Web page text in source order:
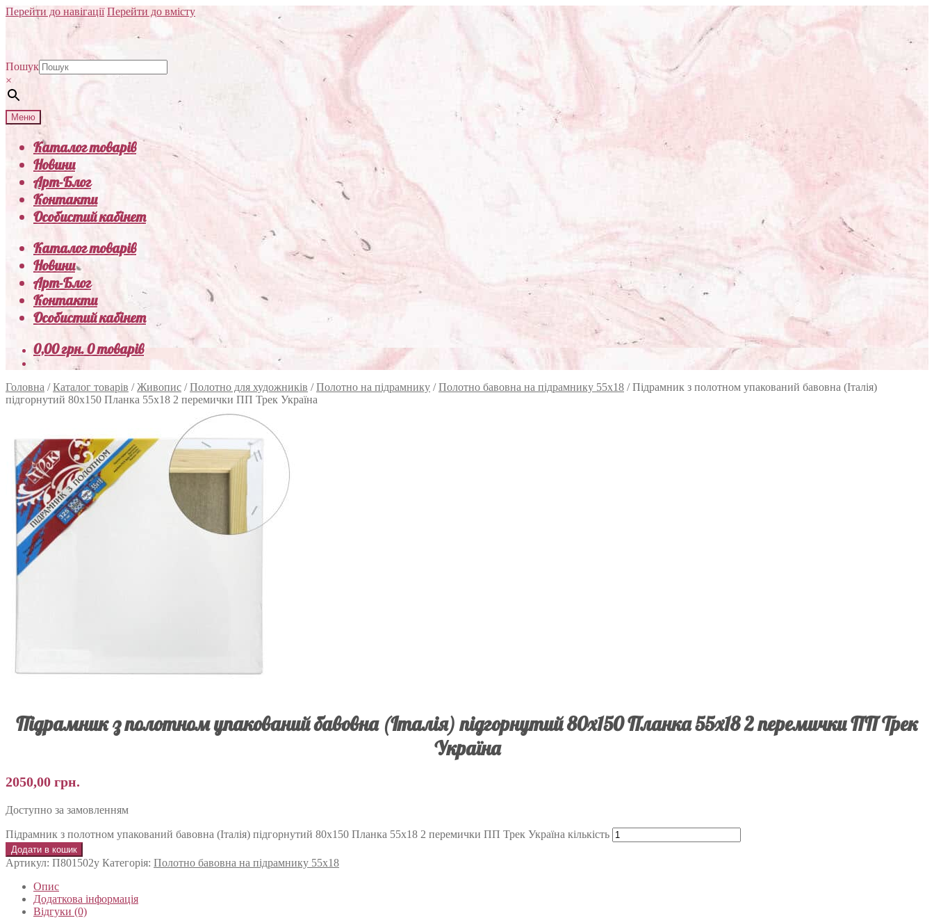
Перейти до навігації Перейти до вмісту
Пошук
×
Меню
Каталог товарів
Новини
Арт-Блог
Контакти
Особистий кабінет
Каталог товарів
Новини
Арт-Блог
Контакти
Особистий кабінет
0,00грн.0 товарів
Головна /Каталог товарів /Живопис /Полотно для художників /Полотно на підрамнику /Полотно бавовна на підрамнику 55х18 /Підрамник з полотном упакований бавовна (Італія)
підгорнутий 80х150 Планка 55х18 2 перемички ПП Трек Україна
Підрамник з полотном упакований бавовна (Італія) підгорнутий 80х150 Планка 55х18 2 перемички ПП Трек
Україна
2050,00 грн.
Доступно за замовленням
Підрамник з полотном упакований бавовна (Італія) підгорнутий 80х150 Планка 55х18 2 перемички ПП Трек Україна кількість
Додати в кошик
Артикул: П801502у Категорія: Полотно бавовна на підрамнику 55х18
Опис
Додаткова інформація
Відгуки (0)